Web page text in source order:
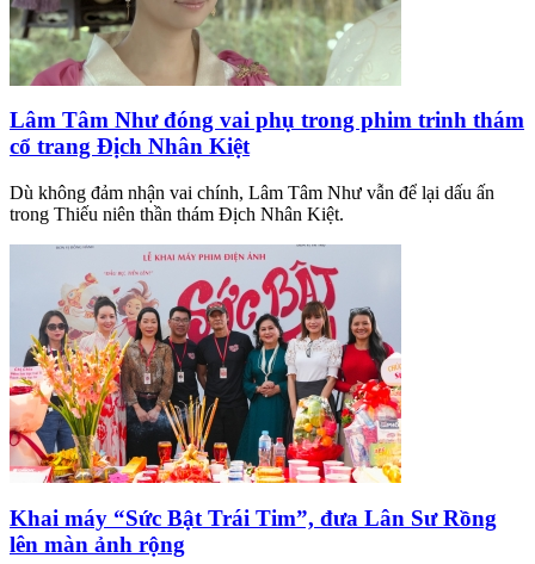
Lâm Tâm Như đóng vai phụ trong phim trinh thám
cổ trang Địch Nhân Kiệt
Dù không đảm nhận vai chính, Lâm Tâm Như vẫn để lại dấu ấn
trong Thiếu niên thần thám Địch Nhân Kiệt.
Khai máy “Sức Bật Trái Tim”, đưa Lân Sư Rồng
lên màn ảnh rộng